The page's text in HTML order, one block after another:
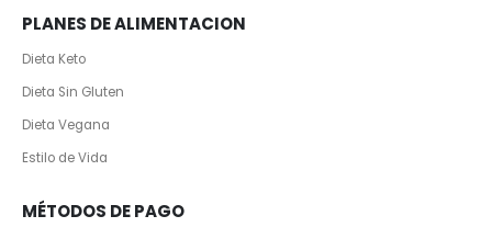
PLANES DE ALIMENTACION
Dieta Keto
Dieta Sin Gluten
Dieta Vegana
Estilo de Vida
MÉTODOS DE PAGO